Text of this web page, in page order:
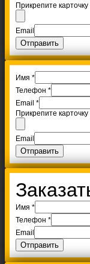
Прикрепите
Email
Отправить
Имя *
Телефон *
Email *
Прикрепите
Email
Отправить
Имя *
Телефон *
Email
Отправить